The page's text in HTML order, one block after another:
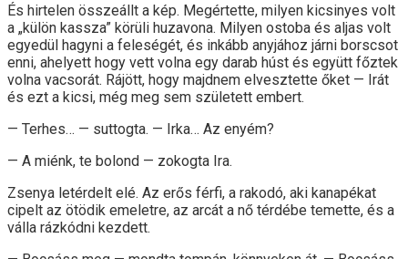
És hirtelen összeállt a kép. Megértette, milyen kicsinyes volt
a „külön kassza” körüli huzavona. Milyen ostoba és aljas volt
egyedül hagyni a feleségét, és inkább anyjához járni borscsot
enni, ahelyett hogy vett volna egy darab húst és együtt főztek
volna vacsorát. Rájött, hogy majdnem elvesztette őket — Irát
és ezt a kicsi, még meg sem született embert.
— Terhes… — suttogta. — Irka… Az enyém?
— A miénk, te bolond — zokogta Ira.
Zsenya letérdelt elé. Az erős férfi, a rakodó, aki kanapékat
cipelt az ötödik emeletre, az arcát a nő térdébe temette, és a
válla rázkódni kezdett.